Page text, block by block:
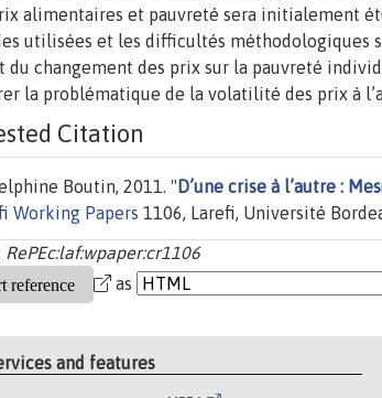
alimentaires et pauvreté sera initialement
utilisées et les difficultés méthodologiques
du changement des prix sur la pauvreté
la problématique de la volatilité des prix à
Citation
Boutin, 2011. " D’une crise à l’autre :
Working Papers 1106, Larefi, Université
RePEc:laf:wpaper:cr1106
as
and features